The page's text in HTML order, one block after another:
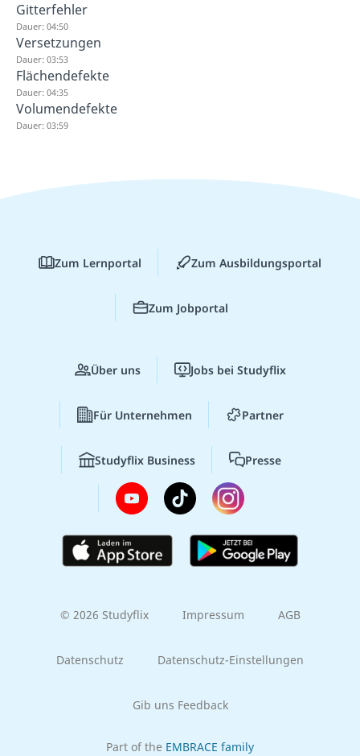
Gitterfehler
Dauer: 04:50
Versetzungen
Dauer: 03:53
Flächendefekte
Dauer: 04:35
Volumendefekte
Dauer: 03:59
Zum Lernportal Zum Ausbildungsportal
Zum Jobportal
Über uns Jobs bei Studyflix
Für Unternehmen Partner
Studyflix Business Presse
© 2026 Studyflix Impressum AGB
Datenschutz Datenschutz-Einstellungen
Gib uns Feedback
Part of the EMBRACE family